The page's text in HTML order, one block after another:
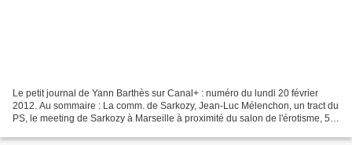
Le petit journal de Yann Barthès sur Canal+ : numéro du lundi 20 février
2012. Au sommaire : La comm. de Sarkozy, Jean-Luc Mélenchon, un tract du
PS, le meeting de Sarkozy à Marseille à proximité du salon de l'érotisme, 5